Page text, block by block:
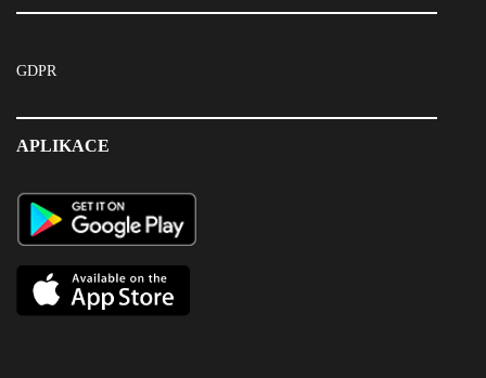
GDPR
APLIKACE